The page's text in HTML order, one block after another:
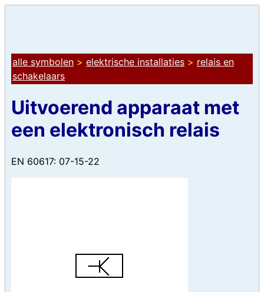
alle symbolen > elektrische installaties > relais en
schakelaars
Uitvoerend apparaat met
een elektronisch relais
EN 60617: 07-15-22